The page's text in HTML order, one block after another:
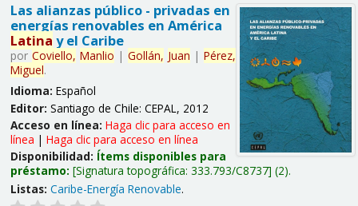
Las alianzas público - privadas en
energías renovables en América
Latina y el Caribe
por Coviello, Manlio | Gollán, Juan | Pérez,
Miguel.
Idioma: Español
Editor: Santiago de Chile: CEPAL, 2012
Acceso en línea: Haga clic para acceso en
línea | Haga clic para acceso en línea
Disponibilidad: Ítems disponibles para
préstamo: Signatura topográfica: 333.793/C8737 (2).
Listas: Caribe-Energía Renovable.